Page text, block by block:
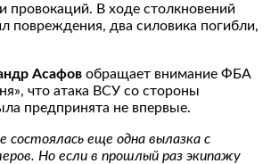
провокаций. В ходе столкновений
повреждения, два силовика погибли,
Асафов обращает внимание ФБА
что атака ВСУ со стороны
предпринята не впервые.
состоялась еще одна вылазка с
Но если в прошлый раз экипажу